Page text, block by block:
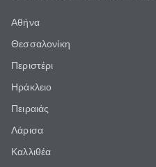
Αθήνα
Θεσσαλονίκη
Περιστέρι
Ηράκλειο
Πειραιάς
Λάρισα
Καλλιθέα